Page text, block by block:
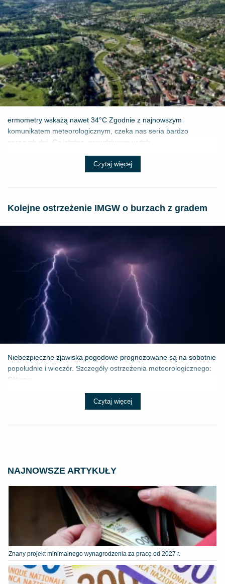
ermometry wskażą nawet 34°C Zgodnie z najnowszym
komunikatem meteorologicznym, czeka nas seria bardzo
gorących dni. Co istotne, prawdziwego wytch...
Czytaj więcej
Kolejne ostrzeżenie IMGW o burzach z gradem
Niebezpieczne zjawiska pogodowe prognozowane są na sobotnie
popołudnie i wieczór. Szczegóły ostrzeżenia meteorologicznego:
Główne ...
Czytaj więcej
NAJNOWSZE ARTYKUŁY
Znany projekt minimalnego wynagrodzenia za pracę od 2027 r.